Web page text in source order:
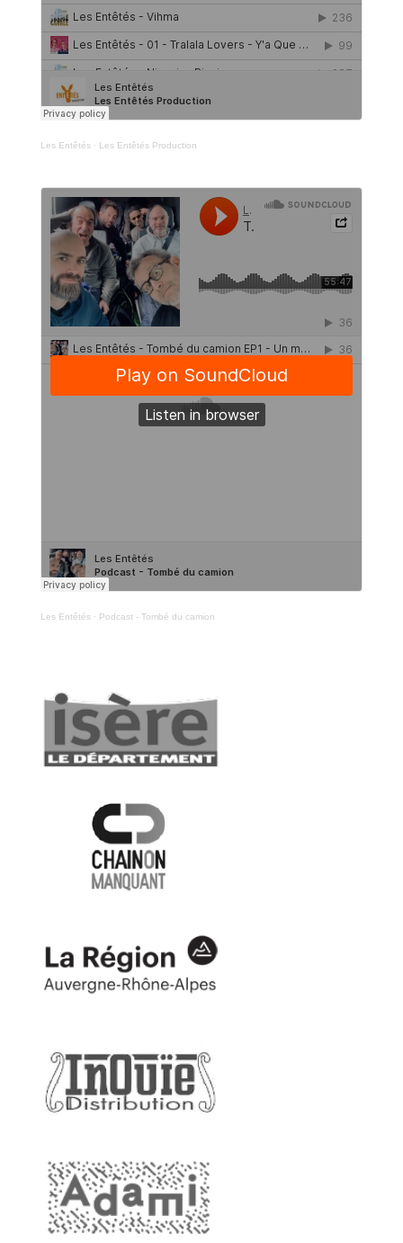
Les Entêtés· Les Entêtés Production
Les Entêtés· Podcast - Tombé du camion